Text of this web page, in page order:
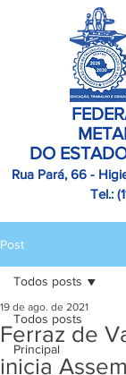
DO
Rua Pará, 66 -
Tel.:
Post
Todos posts
Principal
Todos posts
Ferraz de
inicia
19 de ago. de 2021